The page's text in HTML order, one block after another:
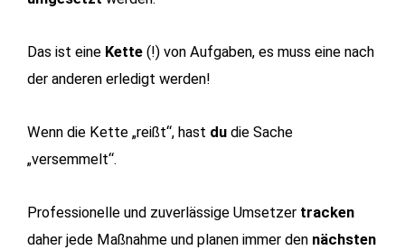
Das ist eine Kette (!) von Aufgaben, es muss eine nach
der anderen erledigt werden!
Wenn die Kette „reißt“, hast du die Sache
„versemmelt“.
Professionelle und zuverlässige Umsetzer tracken
daher jede Maßnahme und planen immer den nächsten